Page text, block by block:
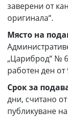
заверени от
оригинала“.
Място на
„Цариброд“ №
работен ден от
Срок за
дни, считано
публикуване